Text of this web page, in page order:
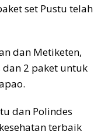
set Pustu telah
dan Metiketen,
2 paket untuk
dan Polindes
terbaik